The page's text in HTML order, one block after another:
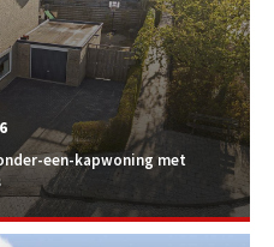
een-kapwoning met